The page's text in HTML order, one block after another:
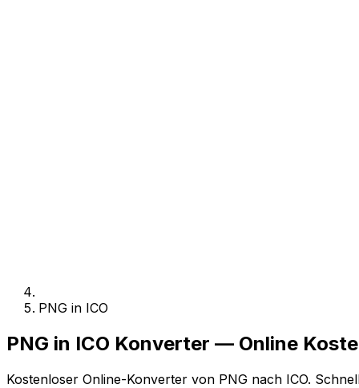
PNG in ICO
PNG in ICO Konverter — Online
Kostenloser Online-Konverter von PNG nach ICO.